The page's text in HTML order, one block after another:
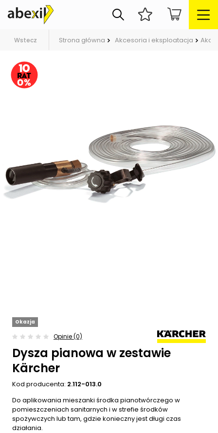
Wstecz Strona główna Akcesoria i eksploatacja
Okazja
Opinie (0)
Dysza pianowa w zestawie
Kärcher
Kod producenta: 2.112-013.0
Do aplikowania mieszanki środka pianotwórczego w
pomieszczeniach sanitarnych i w strefie środków
spożywczych lub tam, gdzie konieczny jest długi czas
działania.